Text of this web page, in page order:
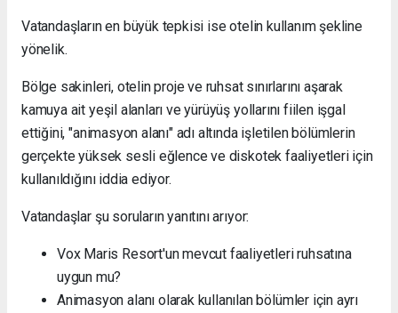
Vatandaşların en büyük tepkisi ise otelin kullanım şekline
yönelik.
Bölge sakinleri, otelin proje ve ruhsat sınırlarını aşarak
kamuya ait yeşil alanları ve yürüyüş yollarını fiilen işgal
ettiğini, "animasyon alanı" adı altında işletilen bölümlerin
gerçekte yüksek sesli eğlence ve diskotek faaliyetleri için
kullanıldığını iddia ediyor.
Vatandaşlar şu soruların yanıtını arıyor:
Vox Maris Resort'un mevcut faaliyetleri ruhsatına
uygun mu?
Animasyon alanı olarak kullanılan bölümler için ayrı